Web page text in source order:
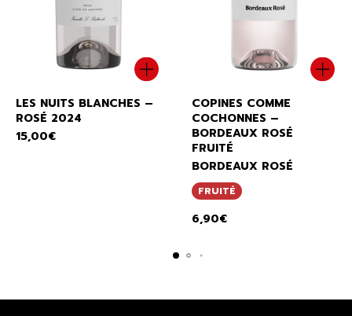
LES NUITS BLANCHES –
ROSÉ 2024
15,00€
COPINES COMME
COCHONNES –
BORDEAUX ROSÉ
FRUITÉ
BORDEAUX ROSÉ
FRUITÉ
6,90€